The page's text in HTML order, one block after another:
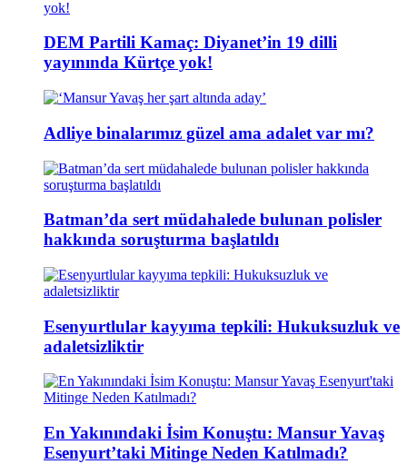
DEM Partili Kamaç: Diyanet’in 19 dilli
yayınında Kürtçe yok!
Adliye binalarımız güzel ama adalet var mı?
Batman’da sert müdahalede bulunan polisler
hakkında soruşturma başlatıldı
Esenyurtlular kayyıma tepkili: Hukuksuzluk ve
adaletsizliktir
En Yakınındaki İsim Konuştu: Mansur Yavaş
Esenyurt’taki Mitinge Neden Katılmadı?